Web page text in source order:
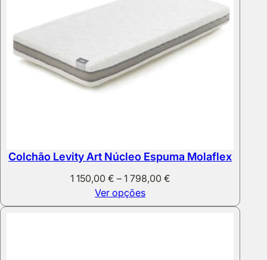
Colchão Levity Art Núcleo Espuma Molaflex
1 150,00 € – 1 798,00 €Price
1
Ver opções